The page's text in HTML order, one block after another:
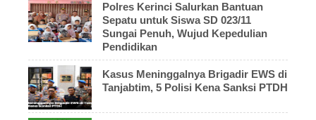
Polres Kerinci Salurkan Bantuan
Sepatu untuk Siswa SD 023/11
Sungai Penuh, Wujud Kepedulian
Pendidikan
Kasus Meninggalnya Brigadir EWS di
Tanjabtim, 5 Polisi Kena Sanksi PTDH